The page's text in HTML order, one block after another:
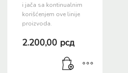
i jača sa kontinualnim
korišćenjem ove linije
proizvoda.
2.200,00 рсд